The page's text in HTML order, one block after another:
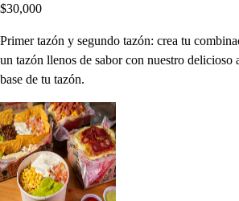
$30,000
Primer tazón y segundo tazón: crea tu
un tazón llenos de sabor con nuestro delicioso
base de tu tazón.